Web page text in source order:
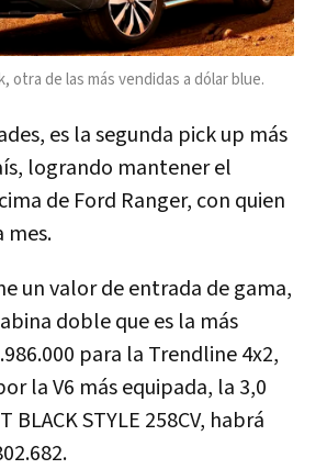
otra de las más vendidas a dólar blue.
es la segunda pick up más
logrando mantener el
de Ford Ranger, con quien
mes.
un valor de entrada de gama,
doble que es la más
para la Trendline 4x2,
la V6 más equipada, la 3,0
BLACK STYLE 258CV, habrá